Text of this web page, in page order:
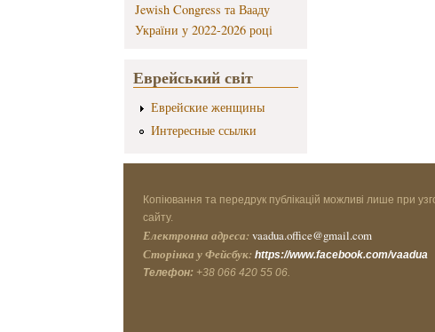
Jewish Congress та Вааду
України у 2022-2026 році
Еврейський світ
Еврейские женщины
Интересные ссылки
Копіювання та передрук публікацій можливі лише при
сайту.
Електронна адреса: vaadua.office@gmail.com
Сторінка у Фейсбук: https://www.facebook.com/vaadua
Телефон: +38 066 420 55 06.